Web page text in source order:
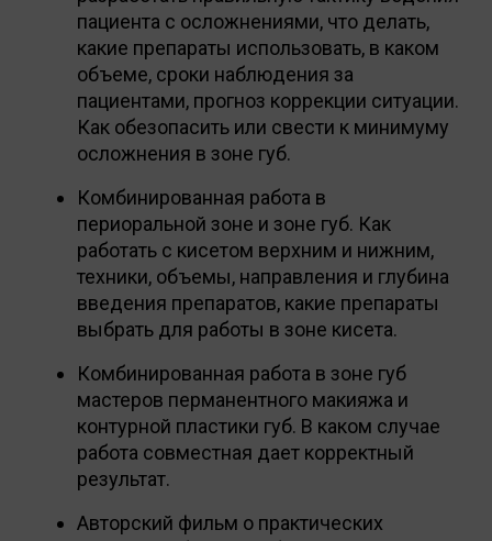
пациента с осложнениями, что делать,
какие препараты использовать, в каком
объеме, сроки наблюдения за
пациентами, прогноз коррекции ситуации.
Как обезопасить или свести к минимуму
осложнения в зоне губ.
Комбинированная работа в
периоральной зоне и зоне губ. Как
работать с кисетом верхним и нижним,
техники, объемы, направления и глубина
введения препаратов, какие препараты
выбрать для работы в зоне кисета.
Комбинированная работа в зоне губ
мастеров перманентного макияжа и
контурной пластики губ. В каком случае
работа совместная дает корректный
результат.
Авторский фильм о практических